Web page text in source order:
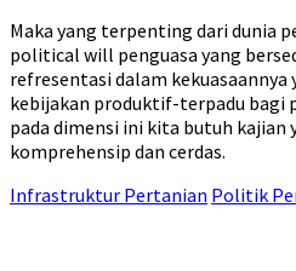
Maka yang terpenting dari dunia
political will penguasa yang
refresentasi dalam
kebijakan produktif-terpadu bagi
pada dimensi ini kita butuh kajian
komprehensip dan cerdas.
Infrastruktur Pertanian Politik